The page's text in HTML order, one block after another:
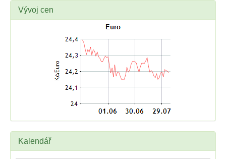
Vývoj cen
Kalendář